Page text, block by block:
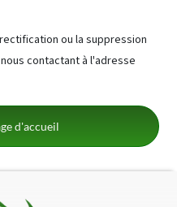
ou la suppression
contactant à l'adresse
d'accueil